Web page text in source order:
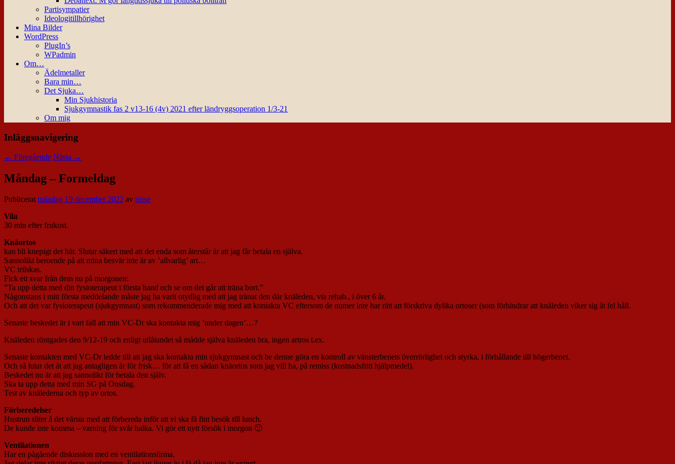
Partisympatier
Ideologitillhörighet
Mina Bilder
WordPress
PlugIn’s
WPadmin
Om…
Ädelmetaller
Bara min…
Det Sjuka…
Min Sjukhistoria
Sjukgymnastik fas 2 v13-16 (4v) 2021 efter ländryggsoperation 1/3-21
Om mig
Inläggsnavigering
← Föregående Nästa →
Måndag – Formeldag
Publiceratmåndag 19 december 2022 av nisse
Vila
30 min efter frukost.
Knäortos
kan bli knepigt det här. Slutar säkert med att det enda som återstår är att jag får betala en själva.
Sannolikt beroende på att mina besvär inte är av ’allvarlig’ art…
VC trilskas.
Fick ett svar från dem nu på morgonen:
”Ta upp detta med din fysioterapeut i första hand och se om det går att träna bort.”
Någonstans i mitt första meddelande måste jag ha varit otydlig med att jag tränat den där knäleden, via rehab., i över 6 år.
Och att det var fysioterapeut (sjukgymnast) som rekommenderade mig med att kontakta VC eftersom de numer inte har rätt att förskriva dylika ortoser (som förhindrar att knäleden viker sig åt fel håll.
Senaste beskedet är i vart fall att min VC-Dr ska kontakta mig ’under dagen’…?
Knäleden röntgades den 9/12-19 och enligt utlåtandet så mådde själva knäleden bra, ingen artros t.ex.
Senaste kontakten med VC-Dr ledde till att jag ska kontakta min sjukgymnast och be denne göra en kontroll av vänsterbenets överrörlighet och styrka, i förhållande till högerbenet.
Och så lutar det åt att jag antagligen är för frisk… för att få en sådan knäortos som jag vill ha, på remiss (kostnadsfritt hjälpmedel).
Beskedet nu är att jag sannolikt för betala den själv.
Ska ta upp detta med min SG på Onsdag.
Test av knälederna och typ av ortos.
Förberedelser
Hustrun sliter å det värsta med att förbereda inför att vi ska få fint besök till lunch.
De kunde inte komma – varning för svår halka. Vi gör ett nytt försök i morgon 🙂
Ventilationen
Har en pågående diskussion med en ventilationsfirma.